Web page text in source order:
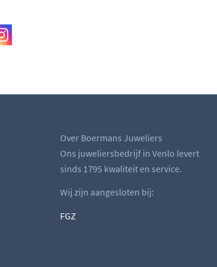
Over Boermans Juweliers
Ons juweliersbedrijf in Venlo levert
sinds 1795 kwaliteit en service.
Wij zijn aangesloten bij:
FGZ